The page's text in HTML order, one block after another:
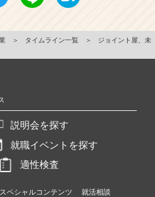
＞ タイムライン一覧 ＞
ジョイント屋、未
説明会を探す
就職イベントを探す
適性検査
スペシャルコンテンツ
就活相談